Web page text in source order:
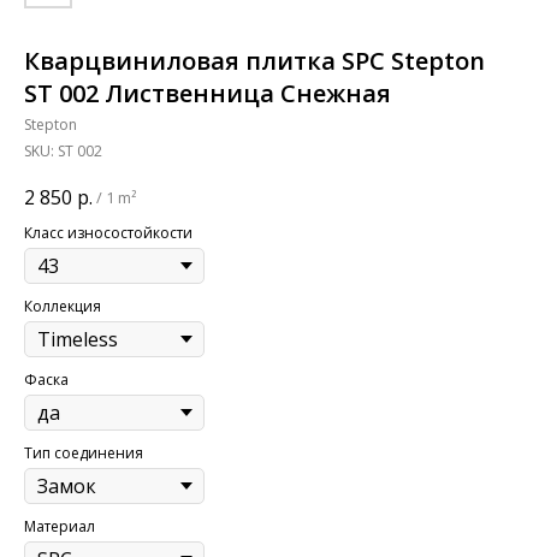
Кварцвиниловая плитка SPC Stepton
ST 002 Лиственница Снежная
Stepton
SKU: ST 002
2 850 р. / 1 m²
Класс износостойкости
Коллекция
Фаска
Тип соединения
Материал